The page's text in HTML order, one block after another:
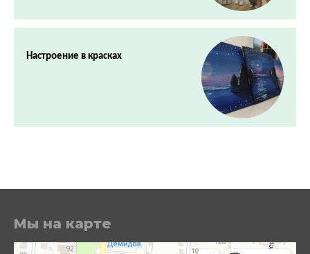
Настроение в красках
Мы на карте